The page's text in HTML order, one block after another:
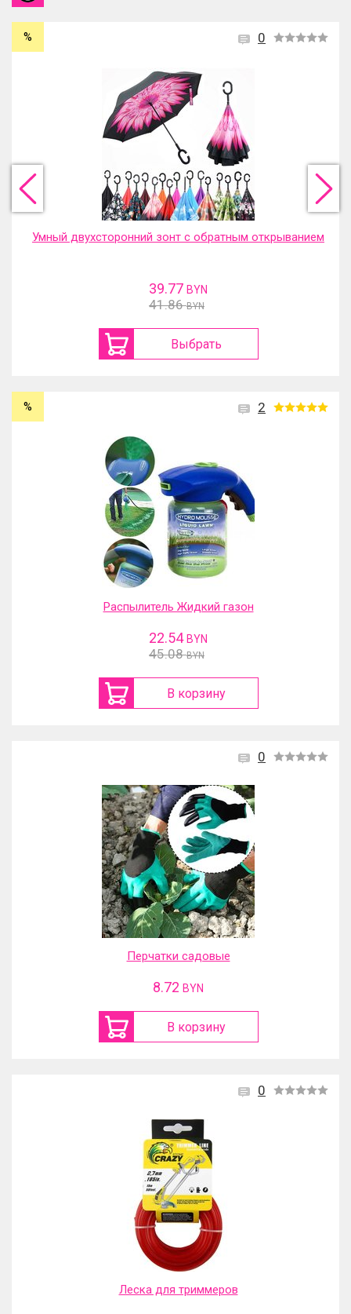
0
%
Умный двухсторонний зонт с обратным открыванием
39.77 BYN
41.86 BYN
Выбрать
2
%
Распылитель Жидкий газон
22.54 BYN
45.08 BYN
В корзину
0
Перчатки садовые
8.72 BYN
В корзину
0
Леска для триммеров